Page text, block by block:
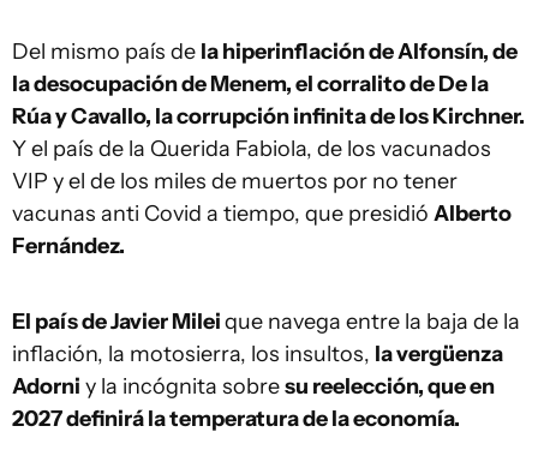
Del mismo país de la hiperinflación de Alfonsín, de
la desocupación de Menem, el corralito de De la
Rúa y Cavallo, la corrupción infinita de los Kirchner.
Y el país de la Querida Fabiola, de los vacunados
VIP y el de los miles de muertos por no tener
vacunas anti Covid a tiempo, que presidió Alberto
Fernández.
El país de Javier Mileique navega entre la baja de la
inflación, la motosierra, los insultos, la vergüenza
Adorni y la incógnita sobresu reelección, que en
2027 definirá la temperatura de la economía.